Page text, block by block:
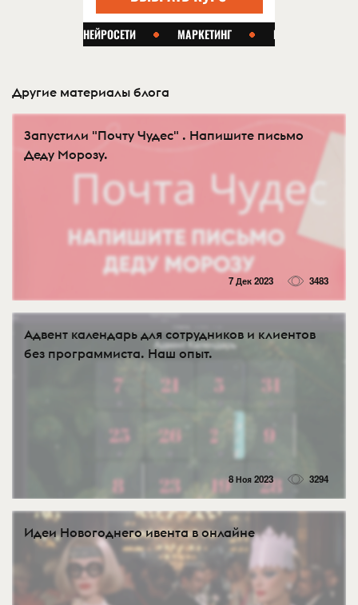
Другие материалы блога
Запустили "Почту Чудес" . Напишите письмо
Деду Морозу.
7 Дек 2023 3483
Адвент календарь для сотрудников и клиентов
без программиста. Наш опыт.
8 Ноя 2023 3294
Идеи Новогоднего ивента в онлайне